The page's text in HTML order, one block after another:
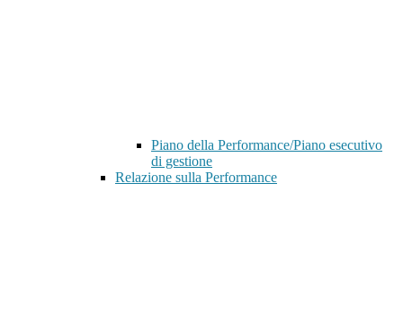
Piano della Performance/Piano esecutivo
di gestione
Relazione sulla Performance